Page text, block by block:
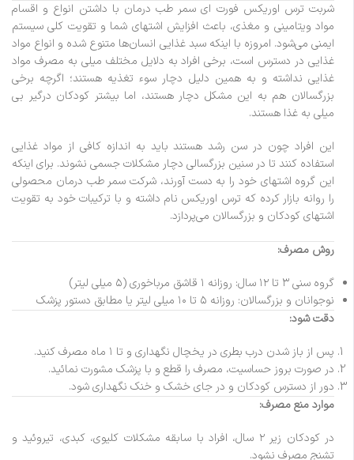
شربت ترس اوریکس فورت ای سمر طب درمان با داشتن انواع و اقسام
مواد ویتامینی و مغذی، باعث افزایش اشتهای شما و تقویت کلی سیستم
ایمنی می‌شود. امروزه با اینکه سبد غذایی انسان‌ها متنوع شده و انواع مواد
غذایی در دسترس است، برخی افراد به دلایل مختلف میلی به مصرف مواد
غذایی نداشته و به همین دلیل دچار سوء تغذیه هستند؛ اگرچه برخی
بزرگسالان هم به این مشکل دچار هستند، اما بیشتر کودکان درگیر بی
میلی به غذا هستند.
این افراد چون در سن رشد هستند باید به اندازه کافی از مواد غذایی
استفاده کنند تا در سنین بزرگسالی دچار مشکلات جسمی نشوند. برای اینکه
این گروه اشتهای خود را به دست آورند، شرکت سمر طب درمان محصولی
را روانه بازار کرده که ترس اوریکس نام داشته و با ترکیبات خود به تقویت
اشتهای کودکان و بزرگسالان می‌پردازد.
روش مصرف:
گروه سنی ۳ تا ۱۲ سال: روزانه ۱ قاشق مرباخوری (۵ میلی لیتر)
نوجوانان و بزرگسالان: روزانه ۵ تا ۱۰ میلی لیتر یا مطابق دستور پزشک
دقت شود:
پس از باز شدن درب بطری در یخچال نگهداری و تا ۱ ماه مصرف کنید.
در صورت بروز حساسیت، مصرف را قطع و با پزشک مشورت نمائید.
دور از دسترس کودکان و در جای خشک و خنک نگهداری شود.
موارد منع مصرف:
در کودکان زیر ۲ سال، افراد با سابقه مشکلات کلیوی، کبدی، تیروئید و
تشنج مصرف نشود.